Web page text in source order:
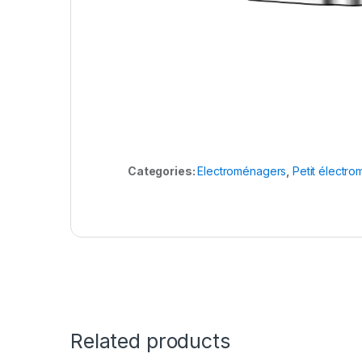
Categories:Electroménagers Petit
Related products